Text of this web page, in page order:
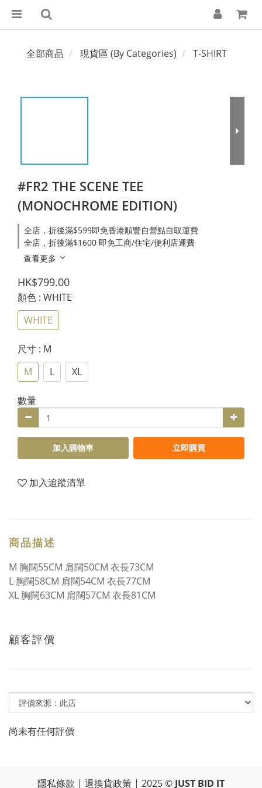
全部商品 現貨區 (By Categories) T-SHIRT
#FR2 THE SCENE TEE
(MONOCHROME EDITION)
全店，折後滿$599即免香港順豐自營點自取運費
全店，折後滿$1600 即免工商/住宅/便利店運費
查看更多
HK$799.00
顏色 : WHITE
WHITE
尺寸 : M
M
L XL
數量
加入購物車 立即購買
加入追蹤清單
商品描述
M 胸闊55CM 肩闊50CM 衣長73CM
L 胸闊58CM 肩闊54CM 衣長77CM
XL 胸闊63CM 肩闊57CM 衣長81CM
顧客評價
尚未有任何評價
隱私條款 | 退換貨政策 | 2025 © JUST BID IT